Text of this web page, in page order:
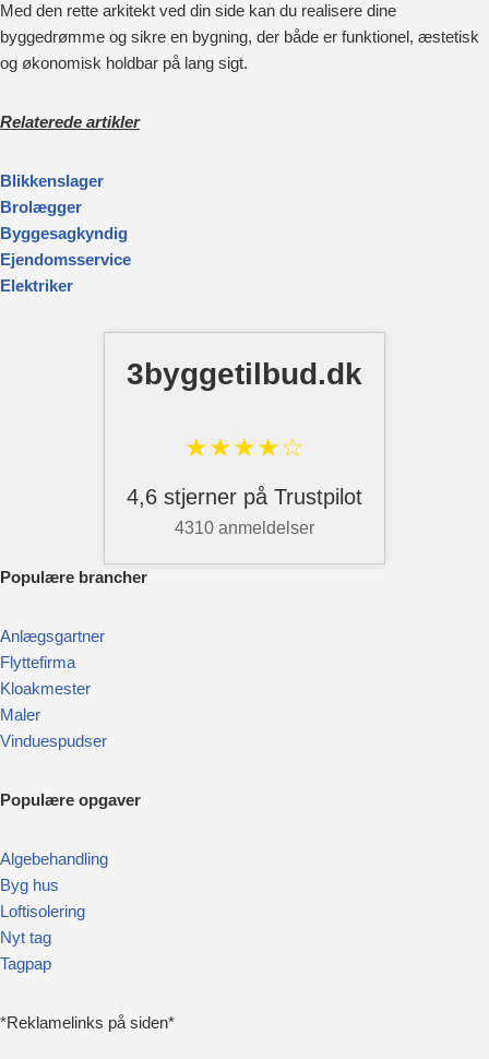
Med den rette arkitekt ved din side kan du realisere dine
byggedrømme og sikre en bygning, der både er funktionel, æstetisk
og økonomisk holdbar på lang sigt.
Relaterede artikler
Blikkenslager
Brolægger
Byggesagkyndig
Ejendomsservice
Elektriker
3byggetilbud.dk
★★★★☆
4,6 stjerner på Trustpilot
4310 anmeldelser
Populære brancher
Anlægsgartner
Flyttefirma
Kloakmester
Maler
Vinduespudser
Populære opgaver
Algebehandling
Byg hus
Loftisolering
Nyt tag
Tagpap
*Reklamelinks på siden*